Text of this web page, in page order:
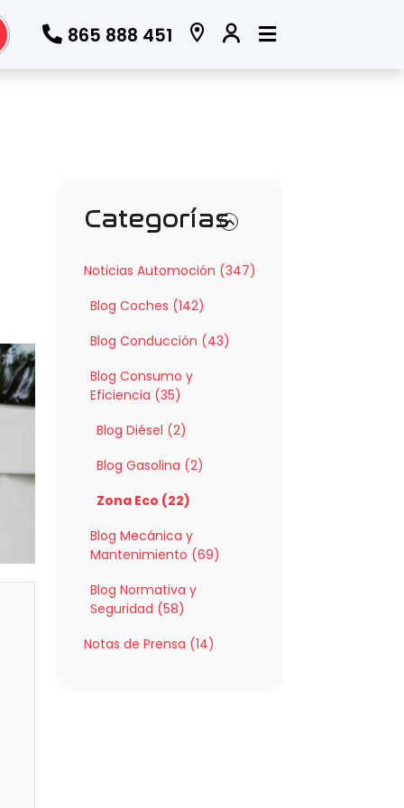
865 888 451
Categorías
Noticias Automoción (347)
Blog Coches (142)
Blog Conducción (43)
Blog Consumo y
Eficiencia (35)
Blog Diésel (2)
Blog Gasolina (2)
Zona Eco (22)
Blog Mecánica y
Mantenimiento (69)
Blog Normativa y
Seguridad (58)
Notas de Prensa (14)